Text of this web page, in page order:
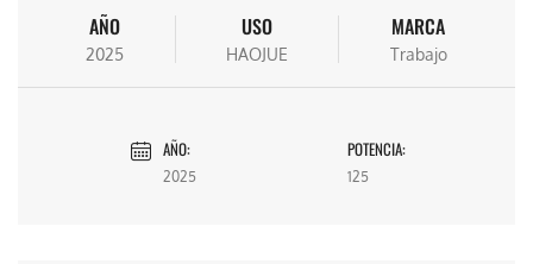
AÑO
2025
USO
HAOJUE
MARCA
Trabajo
AÑO:
2025
POTENCIA:
125